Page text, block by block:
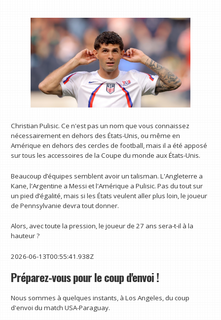
Christian Pulisic. Ce n'est pas un nom que vous connaissez
nécessairement en dehors des États-Unis, ou même en
Amérique en dehors des cercles de football, mais il a été apposé
sur tous les accessoires de la Coupe du monde aux États-Unis.
Beaucoup d’équipes semblent avoir un talisman. L'Angleterre a
Kane, l'Argentine a Messi et l'Amérique a Pulisic. Pas du tout sur
un pied d’égalité, mais si les États veulent aller plus loin, le joueur
de Pennsylvanie devra tout donner.
Alors, avec toute la pression, le joueur de 27 ans sera-t-il à la
hauteur ?
2026-06-13T00:55:41.938Z
Préparez-vous pour le coup d'envoi !
Nous sommes à quelques instants, à Los Angeles, du coup
d'envoi du match USA-Paraguay.